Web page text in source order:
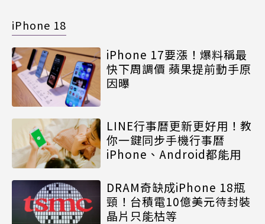
iPhone 18
iPhone 17要漲！爆料稱最
快下周調價 蘋果提前動手原
因曝
LINE行事曆更新更好用！教
你一鍵同步手機行事曆
iPhone、Android都能用
DRAM奇缺成iPhone 18瓶
頸！台積電10億美元待封裝
晶片只能枯等